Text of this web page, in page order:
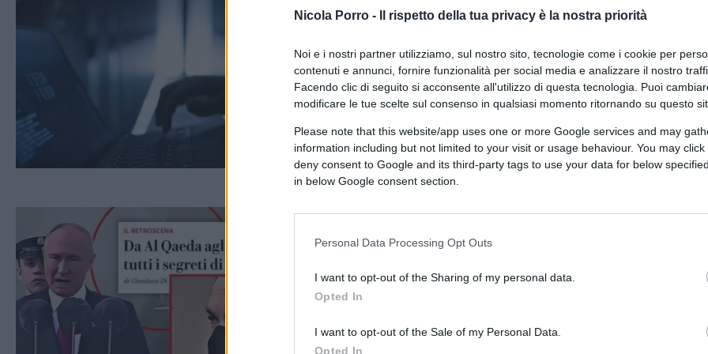
Nicola Porro - Il rispetto della tua privacy è la nostra priorità
Noi e i nostri partner utilizziamo, sul nostro sito, tecnologie come i cookie per
contenuti e annunci, fornire funzionalità per social media e analizzare il nostro
Facendo clic di seguito si acconsente all'utilizzo di questa tecnologia. Puoi
modificare le tue scelte sul consenso in qualsiasi momento ritornando su questo
Please note that this website/app uses one or more Google services and may
information including but not limited to your visit or usage behaviour. You may
deny consent to Google and its third-party tags to use your data for below
in below Google consent section.
Personal Data Processing Opt Outs
I want to opt-out of the Sharing of my personal data.
Opted In
I want to opt-out of the Sale of my Personal Data.
Opted In
quanto sono importanti le
di Roberto Ezio Pozzo
23 Ottobre 2024, 6:00
4k
Ci mancavano gli hacker di Putin
nel naufragio di Palermo